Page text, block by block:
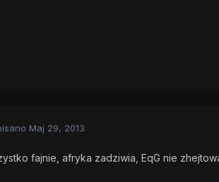
Maj 29, 2013
fajnie, afryka zadziwia, EqG nie